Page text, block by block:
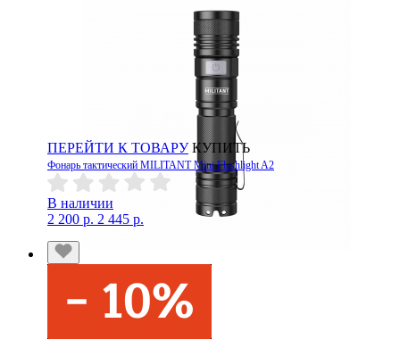
ПЕРЕЙТИ К ТОВАРУ КУПИТЬ
Фонарь тактический MILITANT Mini Flashlight A2
В наличии
2 200 р. 2 445 р.